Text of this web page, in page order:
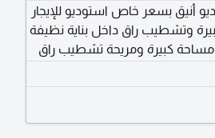
أنيق بسعر خاص استوديو للإيجار
وتشطيب راق داخل بناية نظيفة
مساحة كبيرة ومريحة تشطيب راق
من جميع الخدمات والمرافق
محطة الحافلات سهولة في